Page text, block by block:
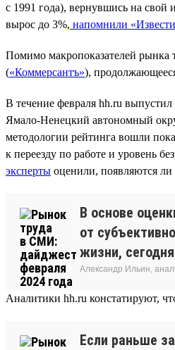
с 1991 года), вернувшись на свой
вырос до 3%, напомнили
Помимо макропоказателей рынка
(«Коммерсантъ»),
В течение февраля hh.ru
Ямало-Ненецкий автономный
методологии рейтинга вошли
к переезду по работе и уровень
эксперты оценили, появляются
В основе
от
жизни,
Александр Ильин,
Аналитики hh.ru констатируют,
Если раньше